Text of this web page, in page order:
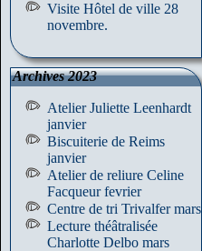
Visite Hôtel de ville 28
novembre.
Archives 2023
Atelier Juliette Leenhardt
janvier
Biscuiterie de Reims
janvier
Atelier de reliure Celine
Facqueur fevrier
Centre de tri Trivalfer mars
Lecture théâtralisée
Charlotte Delbo mars